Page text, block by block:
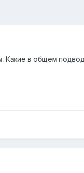
Какие в общем